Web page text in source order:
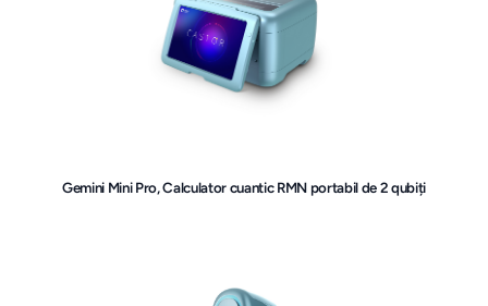
Gemini Mini Pro, Calculator cuantic RMN portabil de 2 qubiți